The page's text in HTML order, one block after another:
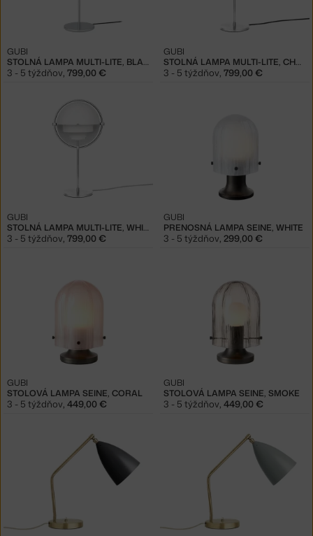
STOLNÁ LAMPA MULTI-LITE, BLACK / CHROME
GUBI
3 - 5 týždňov, 799,00 €
STOLNÁ LAMPA MULTI-LITE, CHROME
GUBI
3 - 5 týždňov, 799,00 €
STOLNÁ LAMPA MULTI-LITE, WHITE/CHROME
GUBI
3 - 5 týždňov, 799,00 €
PRENOSNÁ LAMPA SEINE, WHITE
GUBI
3 - 5 týždňov, 299,00 €
STOLOVÁ LAMPA SEINE, CORAL
GUBI
3 - 5 týždňov, 449,00 €
STOLOVÁ LAMPA SEINE, SMOKE
GUBI
3 - 5 týždňov, 449,00 €